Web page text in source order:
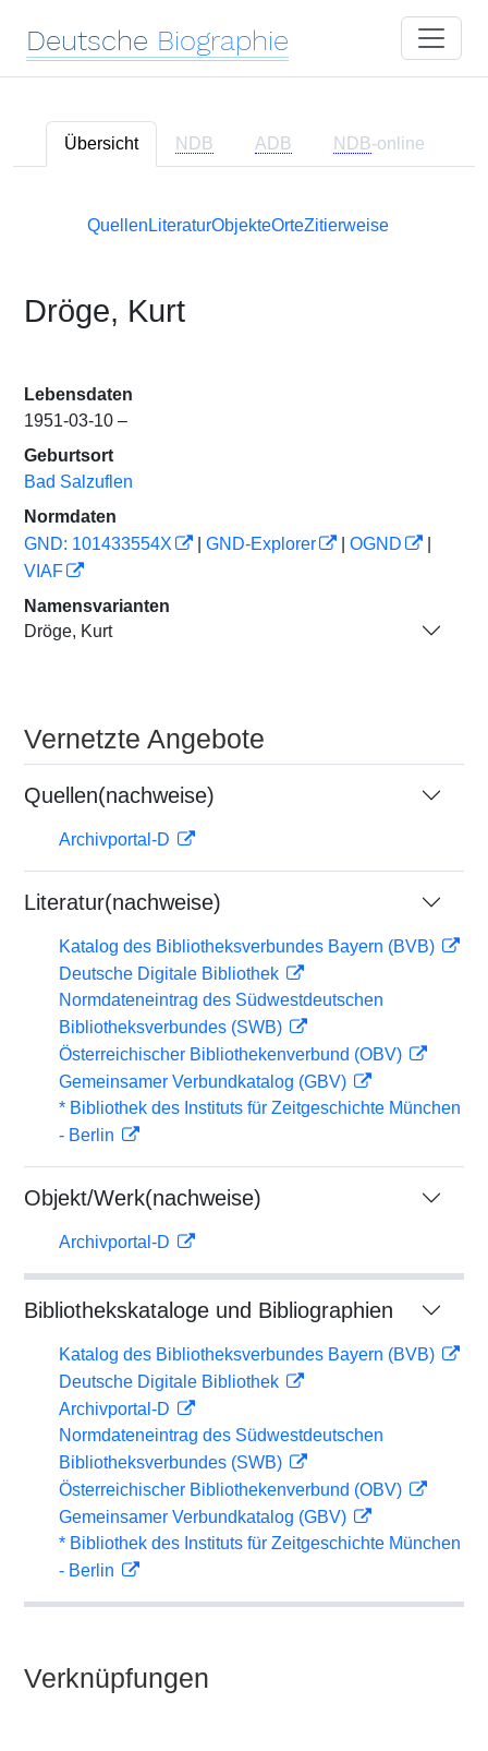
Deutsche Biographie
Übersicht NDB ADB NDB-online
Quellen LiteraturObjekteOrteZitierweise
Dröge, Kurt
Lebensdaten
1951-03-10 –
Geburtsort
Bad Salzuflen
Normdaten
GND: 101433554X
GND-Explorer OGND
VIAF
Namensvarianten
Dröge, Kurt
Vernetzte Angebote
Quellen(nachweise)
Archivportal-D
Literatur(nachweise)
Katalog des Bibliotheksverbundes Bayern (BVB)
Deutsche Digitale Bibliothek
Normdateneintrag des Südwestdeutschen
Bibliotheksverbundes (SWB)
Österreichischer Bibliothekenverbund (OBV)
Gemeinsamer Verbundkatalog (GBV)
* Bibliothek des Instituts für Zeitgeschichte München
- Berlin
Objekt/Werk(nachweise)
Archivportal-D
Bibliothekskataloge und Bibliographien
Katalog des Bibliotheksverbundes Bayern (BVB)
Deutsche Digitale Bibliothek
Archivportal-D
Normdateneintrag des Südwestdeutschen
Bibliotheksverbundes (SWB)
Österreichischer Bibliothekenverbund (OBV)
Gemeinsamer Verbundkatalog (GBV)
* Bibliothek des Instituts für Zeitgeschichte München
- Berlin
Verknüpfungen